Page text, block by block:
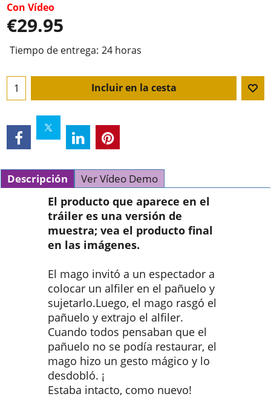
Con Vídeo
€29.95
Tiempo de entrega: 24 horas
Incluir en la cesta
Descripción Ver Vídeo Demo
El producto que aparece en el
tráiler es una versión de
muestra; vea el producto final
en las imágenes.
El mago invitó a un espectador a
colocar un alfiler en el pañuelo y
sujetarlo.Luego, el mago rasgó el
pañuelo y extrajo el alfiler.
Cuando todos pensaban que el
pañuelo no se podía restaurar, el
mago hizo un gesto mágico y lo
desdobló. ¡
Estaba intacto, como nuevo!